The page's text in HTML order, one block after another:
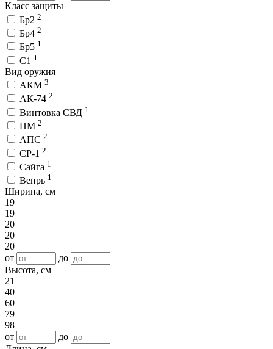
Класс защиты
Бр2 2
Бр4 2
Бр5 1
С1 1
Вид оружия
АКМ 3
АК-74 2
Винтовка СВД 1
ПМ 2
АПС 2
СР-1 2
Сайга 1
Вепрь 1
Ширина, см
19
19
20
20
20
от
до
Высота, см
21
40
60
79
98
от
до